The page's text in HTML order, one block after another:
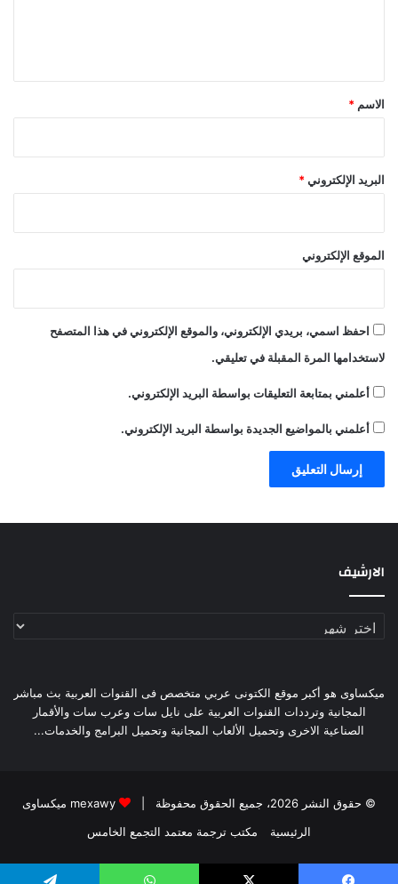
*
الاسم *
البريد الإلكتروني *
الموقع الإلكتروني
احفظ اسمي، بريدي الإلكتروني، والموقع الإلكتروني في هذا المتصفح
لاستخدامها المرة المقبلة في تعليقي.
أعلمني بمتابعة التعليقات بواسطة البريد الإلكتروني.
أعلمني بالمواضيع الجديدة بواسطة البريد الإلكتروني.
الارشيف
الارشيف
ميكساوى هو أكبر موقع الكتونى عربي متخصص فى القنوات العربية بث مباشر
المجانية وترددات القنوات العربية على نايل سات وعرب سات والأقمار
الصناعية الاخرى وتحميل الألعاب المجانية وتحميل البرامج والخدمات...
© حقوق النشر 2026، جميع الحقوق محفوظة |
mexawy ميكساوى
الرئيسية
مكتب ترجمة معتمد التجمع الخامس